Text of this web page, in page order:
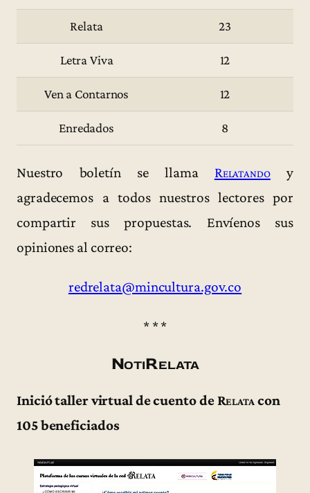
Relata 23
Letra Viva 12
Ven a Contarnos 12
Enredados 8
Nuestro boletín se llama Relatandoy
agradecemos a todos nuestros lectores por
compartir sus propuestas. Envíenos sus
opiniones al correo:
redrelata@mincultura.gov.co
* * *
NotiRelata
Inició taller virtual de cuento deRelatacon
105 beneficiados